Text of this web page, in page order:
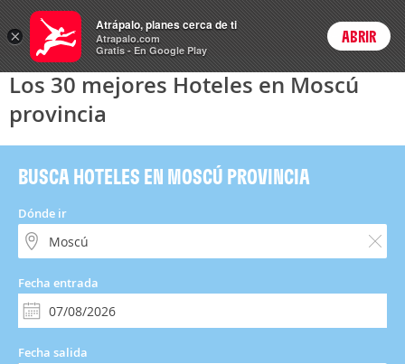
Hoteles Login
Los 30 mejores Hoteles en Moscú
provincia
BUSCA HOTELES EN MOSCÚ PROVINCIA
Dónde ir
Fecha entrada
Fecha salida
×
Atrápalo, planes cerca de ti
Atrapalo.com
Gratis - En Google Play
ABRIR